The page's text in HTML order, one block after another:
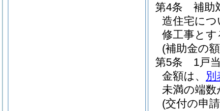
第4条
補助
造住宅に
修工事とす
(補助金の
第5条
1戸
金額は、 別
未満の端
(交付の申